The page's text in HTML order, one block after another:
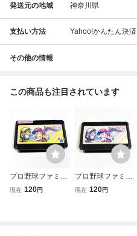
発送元の地域 神奈川県
支払い方法 Yahoo!かんたん決済
その他の情報
この商品も注目されています
プロ野球ファミリ
ースタジアム８８
現在 120円
プロ野球ファミリ
ースタジアム８８
現在 120円